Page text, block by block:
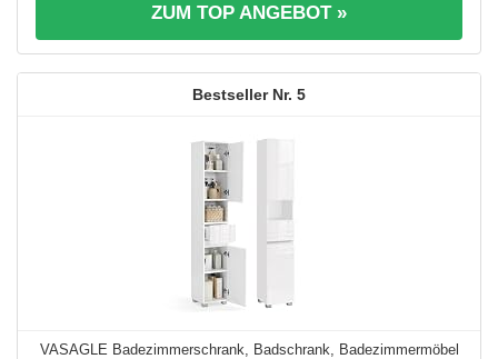
ZUM TOP ANGEBOT »
5
VASAGLE Badezimmerschrank, Badschrank, Badezimmermöbel